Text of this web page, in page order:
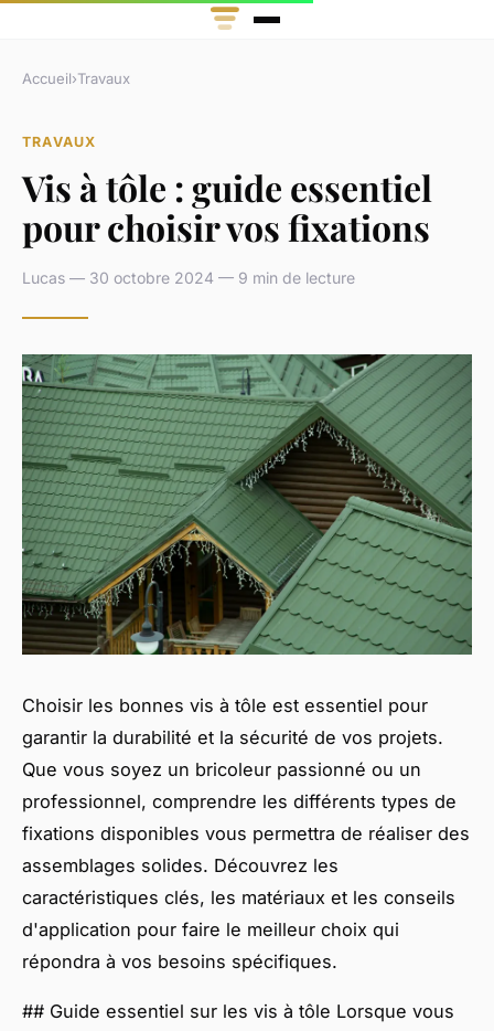
Accueil›Travaux
TRAVAUX
Vis à tôle : guide essentiel
pour choisir vos fixations
Lucas — 30 octobre 2024 — 9 min de lecture
Choisir les bonnes vis à tôle est essentiel pour
garantir la durabilité et la sécurité de vos projets.
Que vous soyez un bricoleur passionné ou un
professionnel, comprendre les différents types de
fixations disponibles vous permettra de réaliser des
assemblages solides. Découvrez les
caractéristiques clés, les matériaux et les conseils
d'application pour faire le meilleur choix qui
répondra à vos besoins spécifiques.
## Guide essentiel sur les vis à tôle Lorsque vous